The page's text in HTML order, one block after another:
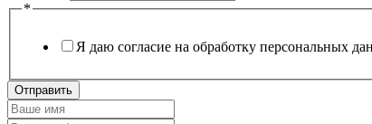
*
Я даю согласие на обработку персональных
Отправить